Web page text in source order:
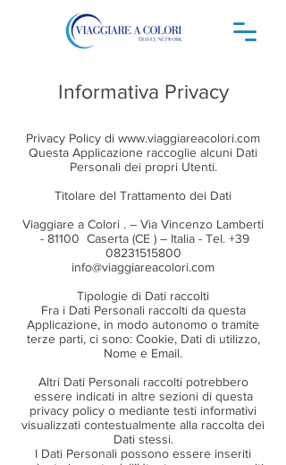
Informativa Privacy
Privacy Policy di www.viaggiareacolori.com
Questa Applicazione raccoglie alcuni Dati
Personali dei propri Utenti.
Titolare del Trattamento dei Dati
Viaggiare a Colori . – Via Vincenzo Lamberti
- 81100 Caserta (CE ) – Italia - Tel. +39
08231515800
info@viaggiareacolori.com
Tipologie di Dati raccolti
Fra i Dati Personali raccolti da questa
Applicazione, in modo autonomo o tramite
terze parti, ci sono: Cookie, Dati di utilizzo,
Nome e Email.
Altri Dati Personali raccolti potrebbero
essere indicati in altre sezioni di questa
privacy policy o mediante testi informativi
visualizzati contestualmente alla raccolta dei
Dati stessi.
I Dati Personali possono essere inseriti